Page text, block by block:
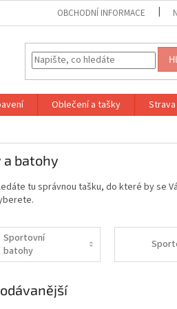
OBCHODNÍ INFORMACE
Oblečení a tašky
a batohy
tu správnou tašku, do které by se
Sportovní
batohy